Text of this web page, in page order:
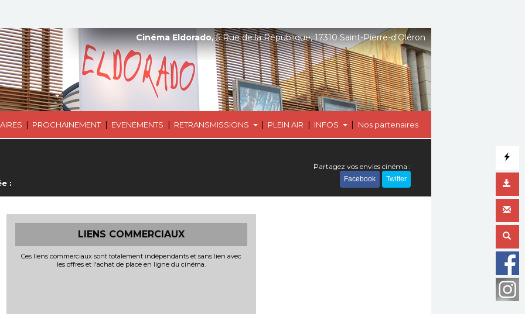
| PROCHAINEMENT | EVENEMENTS | RETRANSMISSIONS | PLEIN AIR | INFOS | Nos partenaires
Cinéma Eldorado,5 Rue de la République, 17310 Saint-Pierre-d'Oléron
:
Partagez vos envies cinéma :
Facebook Twitter
LIENS COMMERCIAUX
Ces liens commerciaux sont totalement indépendants et sans lien avec
les offres et l'achat de place en ligne du cinéma.